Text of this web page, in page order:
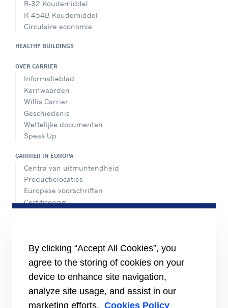
R-32 Koudemiddel
R-454B Koudemiddel
Circulaire economie
HEALTHY BUILDINGS
OVER CARRIER
Informatieblad
Kernwaarden
Willis Carrier
Geschiedenis
Wettelijke documenten
Speak Up
CARRIER IN EUROPA
Centra van uitmuntendheid
Productielocaties
Europese voorschriften
Certificering
BRONNEN
Brochures
Video's
INFORMATIE VOOR
Leveranciers
By clicking “Accept All Cookies”, you
agree to the storing of cookies on your
device to enhance site navigation,
analyze site usage, and assist in our
marketing efforts. Cookies Policy